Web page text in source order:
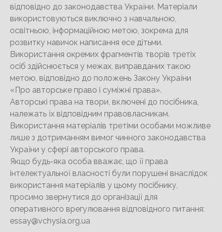
відповідно до законодавства України. Матеріали
використовуються виключно з навчальною,
освітньою, інформаційною метою, зокрема для
розвитку навичок написання есе дітьми.
Використання окремих фрагментів творів третіх
осіб здійснюється у межах, виправданих такою
метою, відповідно до положень Закону України
«Про авторське право і суміжні права».
Авторські права на твори, включені до посібника,
належать їх відповідним правовласникам.
Використання матеріалів третіми особами можливе
лише з дотриманням вимог чинного законодавства
України у сфері авторського права.
Якщо будь-яка особа вважає, що її права
інтелектуальної власності були порушені внаслідок
використання матеріалів у цьому посібнику,
просимо звернутися до організації для
оперативного врегулювання відповідного питання:
essay@vchysia.org.ua